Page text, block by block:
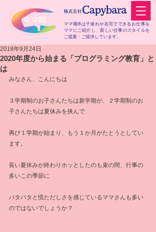
​ママ職
ママ職®は子連れや在宅でできるお仕事を
ママにご紹介し、新しい仕事のスタイルを
ご提案・ご提供しています。
2020年度から始まる「プログラミング教育」と
は
2018年9月24日
みなさん、こんにちは
３学期制のお子さんたちは新学期が、２学期制のお
子さんたちは夏休みを挟んで
再び１学期が始まり、もう１か月がたとうとしてい
ます。
長い夏休みが終わりホッとしたのも束の間、行事の
多いこの季節に
バタバタと慌ただしさを感じているママさんも多い
のではないでしょうか？